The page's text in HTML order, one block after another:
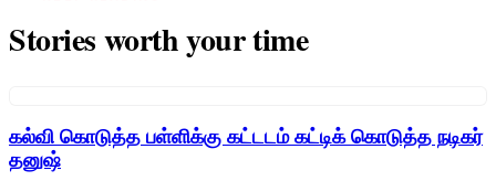
Stories worth your time
கல்வி கொடுத்த பள்ளிக்கு கட்டடம் கட்டிக் கொடுத்த நடிகர்
தனுஷ்